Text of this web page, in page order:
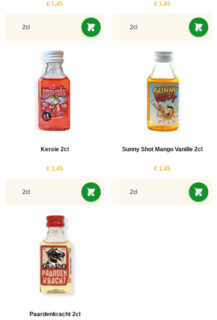
€ 1,45
2cl
€ 1,45
2cl
Kersie 2cl
€ 1,45
2cl
Sunny Shot Mango Vanille 2cl
€ 1,45
2cl
Paardenkracht 2cl